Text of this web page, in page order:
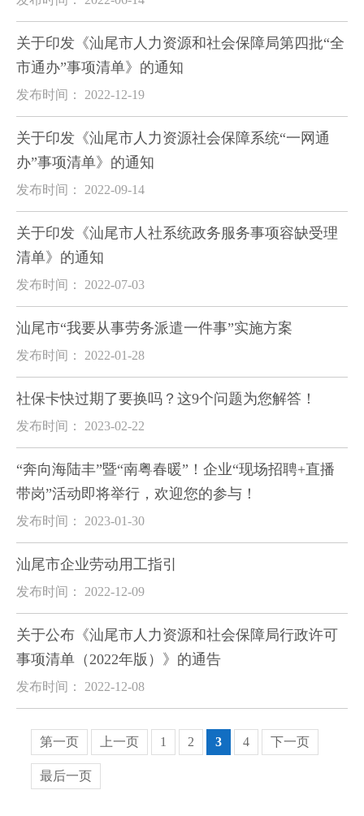
关于印发《汕尾市人力资源和社会保障局第四批“全
市通办”事项清单》的通知
发布时间： 2022-12-19
关于印发《汕尾市人力资源社会保障系统“一网通
办”事项清单》的通知
发布时间： 2022-09-14
关于印发《汕尾市人社系统政务服务事项容缺受理
清单》的通知
发布时间： 2022-07-03
汕尾市“我要从事劳务派遣一件事”实施方案
发布时间： 2022-01-28
社保卡快过期了要换吗？这9个问题为您解答！
发布时间： 2023-02-22
“奔向海陆丰”暨“南粤春暖”！企业“现场招聘+直播
带岗”活动即将举行，欢迎您的参与！
发布时间： 2023-01-30
汕尾市企业劳动用工指引
发布时间： 2022-12-09
关于公布《汕尾市人力资源和社会保障局行政许可
事项清单（2022年版）》的通告
发布时间： 2022-12-08
第一页 上一页 1 2 3 4 下一页
最后一页